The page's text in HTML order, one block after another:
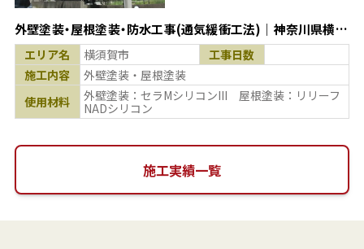
外壁塗装・屋根塗装・防水工事(通気緩衝工法)｜神奈川県横須
賀市
エリア名 横須賀市
工事日数
施工内容
外壁塗装・屋根塗装
使用材料
外壁塗装：セラMシリコンIII 屋根塗装：リリーフ
NADシリコン
施工実績一覧